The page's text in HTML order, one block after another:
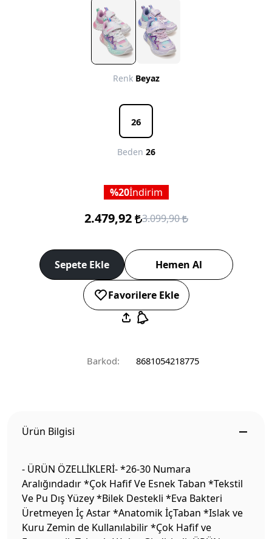
Renk Beyaz
26
Beden 26
20İndirim
2.479,92 3.099,90
Sepete Ekle Hemen Al
Favorilere Ekle
Barkod: 8681054218775
Ürün Bilgisi
- ÜRÜN ÖZELLİKLERİ- *26-30 Numara
Aralığındadır *Çok Hafif Ve Esnek Taban *Tekstil
Ve Pu Dış Yüzey *Bilek Destekli *Eva Bakteri
Üretmeyen İç Astar *Anatomik İçTaban *Islak ve
Kuru Zemin de Kullanılabilir *Çok Hafif ve